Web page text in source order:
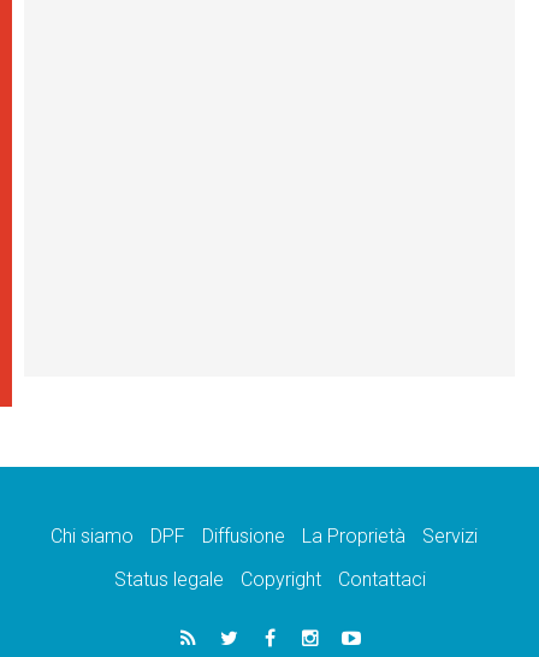
Chi siamo DPF Diffusione La Proprietà
Servizi
Status legale
Copyright Contattaci